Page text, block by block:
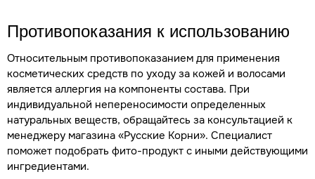
Противопоказания к использованию
Относительным противопоказанием для применения
косметических средств по уходу за кожей и волосами
является аллергия на компоненты состава. При
индивидуальной непереносимости определенных
натуральных веществ, обращайтесь за консультацией к
менеджеру магазина «Русские Корни». Специалист
поможет подобрать фито-продукт с иными действующими
ингредиентами.